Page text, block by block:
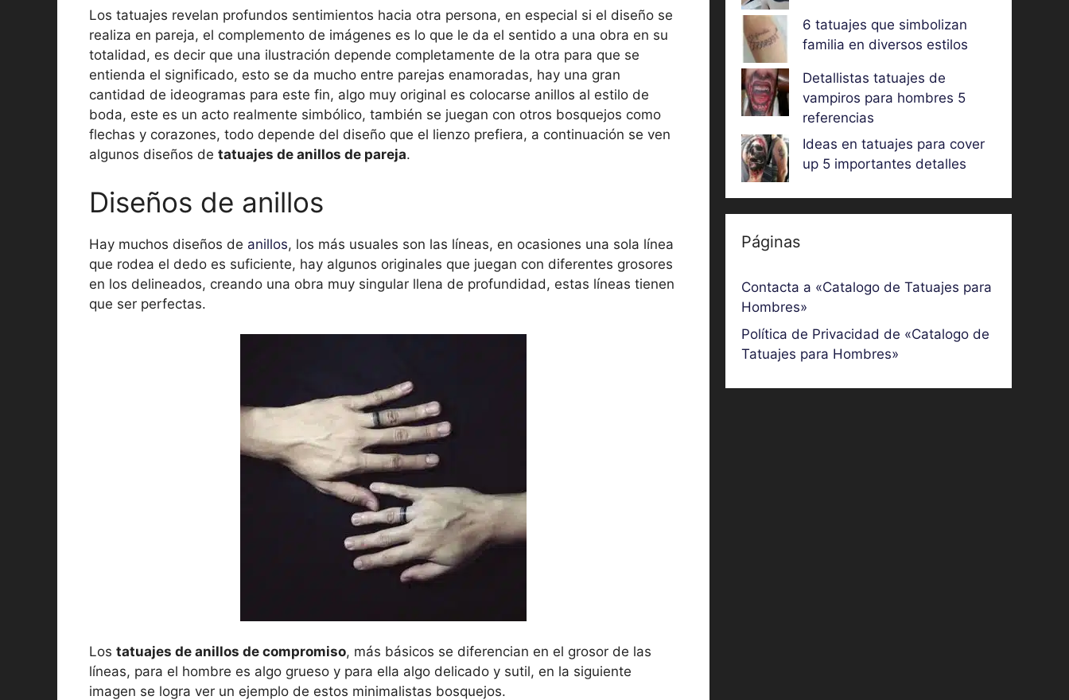
Los tatuajes revelan profundos sentimientos hacia otra persona, en especial si el diseño se
realiza en pareja, el complemento de imágenes es lo que le da el sentido a una obra en su
totalidad, es decir que una ilustración depende completamente de la otra para que se
entienda el significado, esto se da mucho entre parejas enamoradas, hay una gran
cantidad de ideogramas para este fin, algo muy original es colocarse anillos al estilo de
boda, este es un acto realmente simbólico, también se juegan con otros bosquejos como
flechas y corazones, todo depende del diseño que el lienzo prefiera, a continuación se ven
algunos diseños de tatuajes de anillos de pareja.
Diseños de anillos
Hay muchos diseños de anillos, los más usuales son las líneas, en ocasiones una sola línea
que rodea el dedo es suficiente, hay algunos originales que juegan con diferentes grosores
en los delineados, creando una obra muy singular llena de profundidad, estas líneas tienen
que ser perfectas.
Los tatuajes de anillos de compromiso, más básicos se diferencian en el grosor de las
líneas, para el hombre es algo grueso y para ella algo delicado y sutil, en la siguiente
imagen se logra ver un ejemplo de estos minimalistas bosquejos.
6 tatuajes que simbolizan
familia en diversos estilos
Detallistas tatuajes de
vampiros para hombres 5
referencias
Ideas en tatuajes para cover
up 5 importantes detalles
Páginas
Contacta a «Catalogo de Tatuajes para
Hombres»
Política de Privacidad de «Catalogo de
Tatuajes para Hombres»